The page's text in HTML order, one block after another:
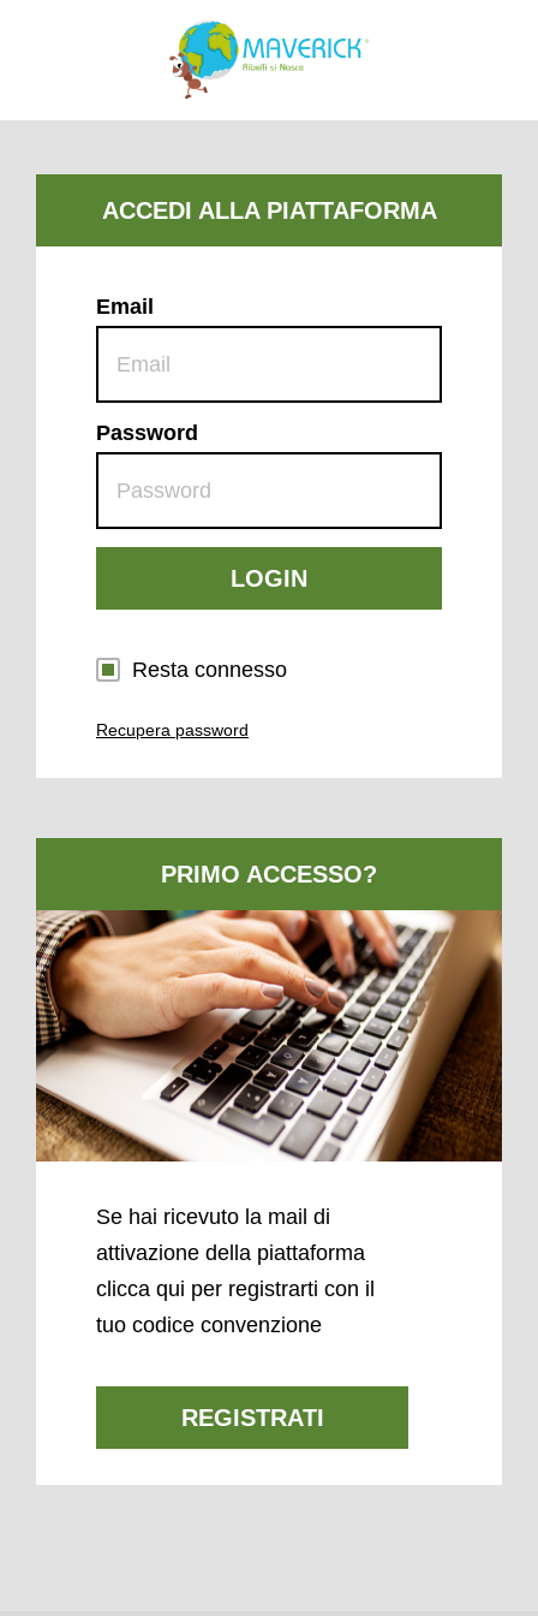
Email
Password
LOGIN
Resta connesso
Recupera password
Se hai ricevuto la mail di
attivazione della piattaforma
clicca qui per registrarti con il
tuo codice convenzione
REGISTRATI